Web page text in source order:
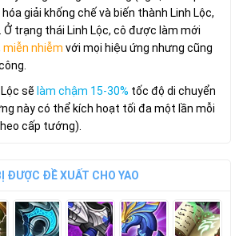
giải khống chế và biến thành Linh Lộc,
Ở trạng thái Linh Lộc, cô được làm mới
miễn nhiễm với mọi hiệu ứng nhưng cũng
sẽ làm chậm 15-30% tốc độ di chuyển
này có thể kích hoạt tối đa một lần mỗi
cấp tướng).
ĐƯỢC ĐỀ XUẤT CHO YAO